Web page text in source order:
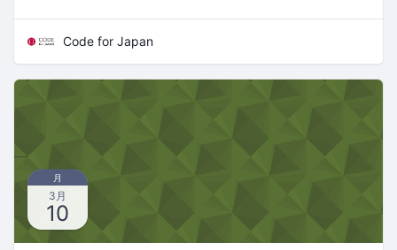
Code for Japan
月
3月
10